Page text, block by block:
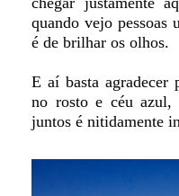
quando vejo pessoas
é de brilhar os olhos.
E aí basta agradecer
no rosto e céu
juntos é nitidamente